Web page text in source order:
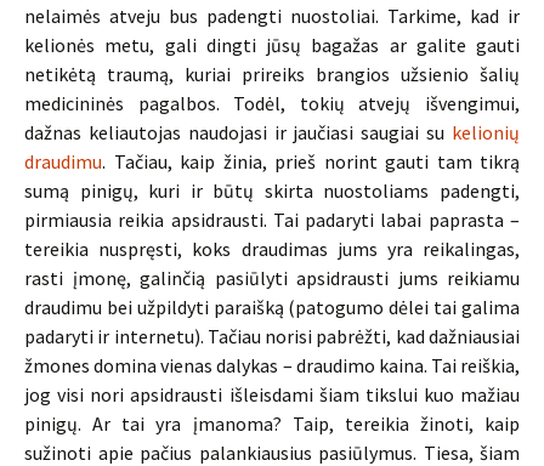
nelaimės atveju bus padengti nuostoliai. Tarkime, kad ir
kelionės metu, gali dingti jūsų bagažas ar galite gauti
netikėtą traumą, kuriai prireiks brangios užsienio šalių
medicininės pagalbos. Todėl, tokių atvejų išvengimui,
dažnas keliautojas naudojasi ir jaučiasi saugiai su kelionių
draudimu. Tačiau, kaip žinia, prieš norint gauti tam tikrą
sumą pinigų, kuri ir būtų skirta nuostoliams padengti,
pirmiausia reikia apsidrausti. Tai padaryti labai paprasta –
tereikia nuspręsti, koks draudimas jums yra reikalingas,
rasti įmonę, galinčią pasiūlyti apsidrausti jums reikiamu
draudimu bei užpildyti paraišką (patogumo dėlei tai galima
padaryti ir internetu). Tačiau norisi pabrėžti, kad dažniausiai
žmones domina vienas dalykas – draudimo kaina. Tai reiškia,
jog visi nori apsidrausti išleisdami šiam tikslui kuo mažiau
pinigų. Ar tai yra įmanoma? Taip, tereikia žinoti, kaip
sužinoti apie pačius palankiausius pasiūlymus. Tiesa, šiam